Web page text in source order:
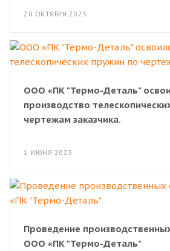
20 ОКТЯБРЯ 2025
ООО «ПК "Термо-Деталь"
производство
чертежам заказчика.
1 ИЮНЯ 2025
Проведение
ООО «ПК "Термо-Деталь"